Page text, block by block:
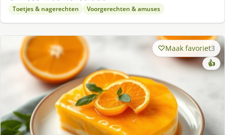
Toetjes & nagerechten Voorgerechten & amuses
Maak favoriet3
👍